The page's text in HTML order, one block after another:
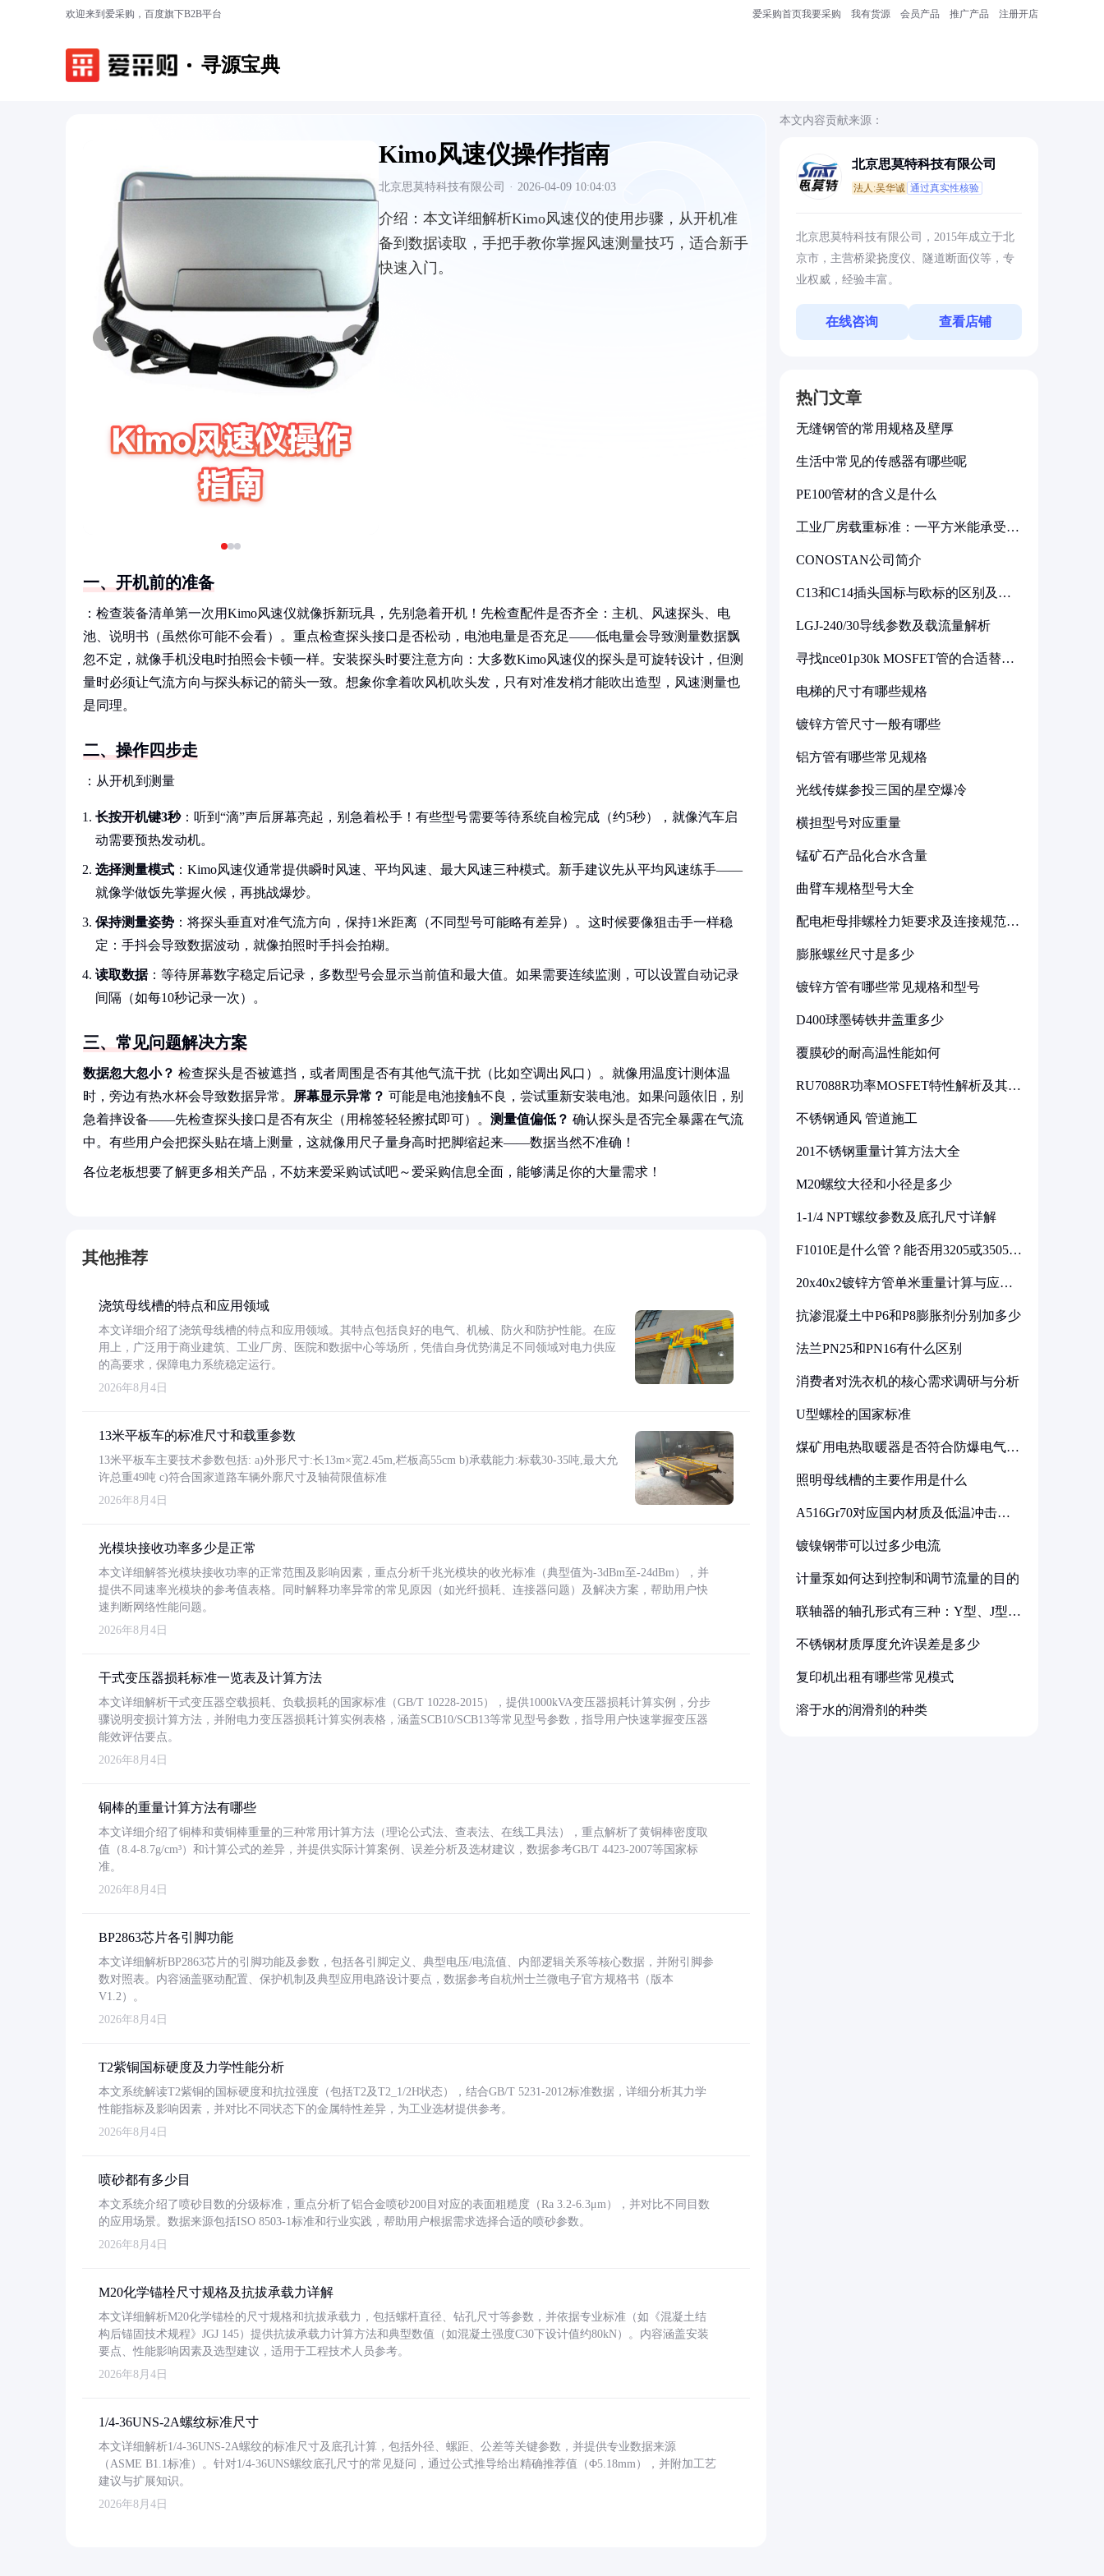
欢迎来到爱采购，百度旗下B2B平台 爱采购首页我要采购 我有货源 会员产品 推广产品 注册开店
寻源宝典
‹ ›
Kimo风速仪操作指南
北京思莫特科技有限公司 · 2026-04-09 10:04:03
介绍： 本文详细解析Kimo风速仪的使用步骤，从开机准
备到数据读取，手把手教你掌握风速测量技巧，适合新手
快速入门。
一、开机前的准备
：检查装备清单第一次用Kimo风速仪就像拆新玩具，先别急着开机！先检查配件是否齐全：主机、风速探头、电
池、说明书（虽然你可能不会看）。重点检查探头接口是否松动，电池电量是否充足——低电量会导致测量数据飘
忽不定，就像手机没电时拍照会卡顿一样。安装探头时要注意方向：大多数Kimo风速仪的探头是可旋转设计，但测
量时必须让气流方向与探头标记的箭头一致。想象你拿着吹风机吹头发，只有对准发梢才能吹出造型，风速测量也
是同理。
二、操作四步走
：从开机到测量
长按开机键3秒：听到“滴”声后屏幕亮起，别急着松手！有些型号需要等待系统自检完成（约5秒），就像汽车启
动需要预热发动机。
选择测量模式 ：Kimo风速仪通常提供瞬时风速、平均风速、最大风速三种模式。新手建议先从平均风速练手——
就像学做饭先掌握火候，再挑战爆炒。
保持测量姿势 ：将探头垂直对准气流方向，保持1米距离（不同型号可能略有差异）。这时候要像狙击手一样稳
定：手抖会导致数据波动，就像拍照时手抖会拍糊。
读取数据：等待屏幕数字稳定后记录，多数型号会显示当前值和最大值。如果需要连续监测，可以设置自动记录
间隔（如每10秒记录一次）。
三、常见问题解决方案
数据忽大忽小？ 检查探头是否被遮挡，或者周围是否有其他气流干扰（比如空调出风口）。就像用温度计测体温
时，旁边有热水杯会导致数据异常。
屏幕显示异常？ 可能是电池接触不良，尝试重新安装电池。如果问题依旧，别
急着摔设备——先检查探头接口是否有灰尘（用棉签轻轻擦拭即可）。 测量值偏低？ 确认探头是否完全暴露在气流
中。有些用户会把探头贴在墙上测量，这就像用尺子量身高时把脚缩起来——数据当然不准确！
各位老板想要了解更多相关产品，不妨来爱采购试试吧～爱采购信息全面，能够满足你的大量需求！
其他推荐
浇筑母线槽的特点和应用领域
本文详细介绍了浇筑母线槽的特点和应用领域。其特点包括良好的电气、机械、防火和防护性能。在应
用上，广泛用于商业建筑、工业厂房、医院和数据中心等场所，凭借自身优势满足不同领域对电力供应
的高要求，保障电力系统稳定运行。
2026年8月4日
13米平板车的标准尺寸和载重参数
13米平板车主要技术参数包括: a)外形尺寸:长13m×宽2.45m,栏板高55cm b)承载能力:标载30-35吨,最大允
许总重49吨 c)符合国家道路车辆外廓尺寸及轴荷限值标准
2026年8月4日
光模块接收功率多少是正常
本文详细解答光模块接收功率的正常范围及影响因素，重点分析千兆光模块的收光标准（典型值为-3dBm至-24dBm），并
提供不同速率光模块的参考值表格。同时解释功率异常的常见原因（如光纤损耗、连接器问题）及解决方案，帮助用户快
速判断网络性能问题。
2026年8月4日
干式变压器损耗标准一览表及计算方法
本文详细解析干式变压器空载损耗、负载损耗的国家标准（GB/T 10228-2015），提供1000kVA变压器损耗计算实例，分步
骤说明变损计算方法，并附电力变压器损耗计算实例表格，涵盖SCB10/SCB13等常见型号参数，指导用户快速掌握变压器
能效评估要点。
2026年8月4日
铜棒的重量计算方法有哪些
本文详细介绍了铜棒和黄铜棒重量的三种常用计算方法（理论公式法、查表法、在线工具法），重点解析了黄铜棒密度取
值（8.4-8.7g/cm³）和计算公式的差异，并提供实际计算案例、误差分析及选材建议，数据参考GB/T 4423-2007等国家标
准。
2026年8月4日
BP2863芯片各引脚功能
本文详细解析BP2863芯片的引脚功能及参数，包括各引脚定义、典型电压/电流值、内部逻辑关系等核心数据，并附引脚参
数对照表。内容涵盖驱动配置、保护机制及典型应用电路设计要点，数据参考自杭州士兰微电子官方规格书（版本
V1.2）。
2026年8月4日
T2紫铜国标硬度及力学性能分析
本文系统解读T2紫铜的国标硬度和抗拉强度（包括T2及T2_1/2H状态），结合GB/T 5231-2012标准数据，详细分析其力学
性能指标及影响因素，并对比不同状态下的金属特性差异，为工业选材提供参考。
2026年8月4日
喷砂都有多少目
本文系统介绍了喷砂目数的分级标准，重点分析了铝合金喷砂200目对应的表面粗糙度（Ra 3.2-6.3μm），并对比不同目数
的应用场景。数据来源包括ISO 8503-1标准和行业实践，帮助用户根据需求选择合适的喷砂参数。
2026年8月4日
M20化学锚栓尺寸规格及抗拔承载力详解
本文详细解析M20化学锚栓的尺寸规格和抗拔承载力，包括螺杆直径、钻孔尺寸等参数，并依据专业标准（如《混凝土结
构后锚固技术规程》JGJ 145）提供抗拔承载力计算方法和典型数值（如混凝土强度C30下设计值约80kN）。内容涵盖安装
要点、性能影响因素及选型建议，适用于工程技术人员参考。
2026年8月4日
1/4-36UNS-2A螺纹标准尺寸
本文详细解析1/4-36UNS-2A螺纹的标准尺寸及底孔计算，包括外径、螺距、公差等关键参数，并提供专业数据来源
（ASME B1.1标准）。针对1/4-36UNS螺纹底孔尺寸的常见疑问，通过公式推导给出精确推荐值（Φ5.18mm），并附加工艺
建议与扩展知识。
2026年8月4日
本文内容贡献来源：
北京思莫特科技有限公司
法人:吴华诚 通过真实性核验
北京思莫特科技有限公司，2015年成立于北
京市，主营桥梁挠度仪、隧道断面仪等，专
业权威，经验丰富。
在线咨询 查看店铺
热门文章
无缝钢管的常用规格及壁厚
生活中常见的传感器有哪些呢
PE100管材的含义是什么
工业厂房载重标准：一平方米能承受多
CONOSTAN公司简介
C13和C14插头国标与欧标的区别及其
LGJ-240/30导线参数及载流量解析
寻找nce01p30k MOSFET管的合适替代
电梯的尺寸有哪些规格
镀锌方管尺寸一般有哪些
铝方管有哪些常见规格
光线传媒参投三国的星空爆冷
横担型号对应重量
锰矿石产品化合水含量
曲臂车规格型号大全
配电柜母排螺栓力矩要求及连接规范详
膨胀螺丝尺寸是多少
镀锌方管有哪些常见规格和型号
D400球墨铸铁井盖重多少
覆膜砂的耐高温性能如何
RU7088R功率MOSFET特性解析及其在
不锈钢通风 管道施工
201不锈钢重量计算方法大全
M20螺纹大径和小径是多少
1-1/4 NPT螺纹参数及底孔尺寸详解
F1010E是什么管？能否用3205或3505代
20x40x2镀锌方管单米重量计算与应用
抗渗混凝土中P6和P8膨胀剂分别加多少
法兰PN25和PN16有什么区别
消费者对洗衣机的核心需求调研与分析
U型螺栓的国家标准
煤矿用电热取暖器是否符合防爆电气设
照明母线槽的主要作用是什么
A516Gr70对应国内材质及低温冲击要
镀镍钢带可以过多少电流
计量泵如何达到控制和调节流量的目的
联轴器的轴孔形式有三种：Y型、J型、
不锈钢材质厚度允许误差是多少
复印机出租有哪些常见模式
溶于水的润滑剂的种类